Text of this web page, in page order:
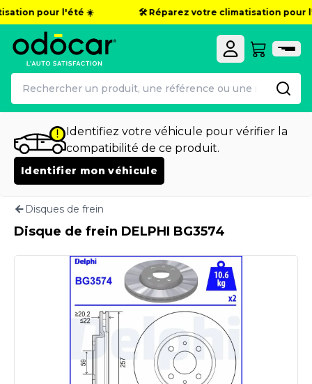
pour l'été ☀️ 🛠️ Réparez votre climatisation pour
Identifiez votre véhicule pour vérifier la
compatibilité de ce produit.
Identifier mon véhicule
Disques de frein
Disque de frein DELPHI BG3574